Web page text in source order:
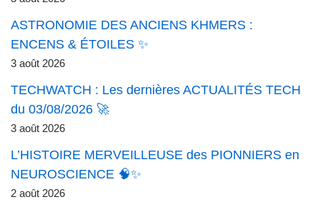
ASTRONOMIE DES ANCIENS KHMERS :
ENCENS & ÉTOILES ✨
3 août 2026
TECHWATCH : Les dernières ACTUALITÉS TECH
du 03/08/2026 🚀
3 août 2026
L’HISTOIRE MERVEILLEUSE des PIONNIERS en
NEUROSCIENCE 🧠✨
2 août 2026